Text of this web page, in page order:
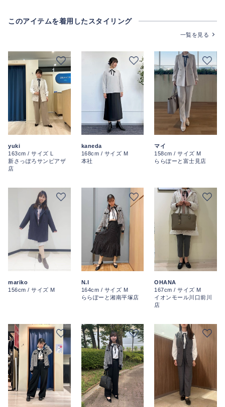
このアイテムを着用したスタイリング
一覧を見る
yuki
163cm / サイズ L
新さっぽろサンピアザ
店
kaneda
168cm / サイズ M
本社
マイ
158cm / サイズ M
ららぽーと富士見店
mariko
156cm / サイズ M
N.I
164cm / サイズ M
ららぽーと湘南平塚店
OHANA
167cm / サイズ M
イオンモール川口前川
店